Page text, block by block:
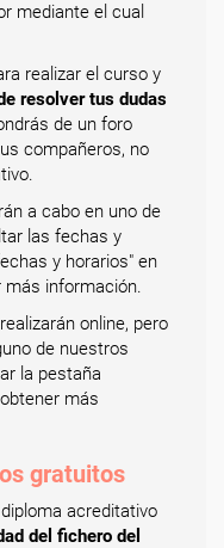
mediante el cual
realizar el curso y
resolver tus dudas
de un foro
compañeros, no
a cabo en uno de
las fechas y
y horarios" en
información.
online, pero
de nuestros
la pestaña
más
gratuitos
acreditativo
del fichero del